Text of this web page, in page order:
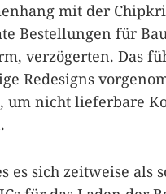
mit der
Bestellungen für
verzögerten. Das
Redesigns
um nicht lieferbare
es sich zeitweise als